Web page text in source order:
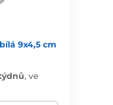
9x4,5 cm
,ve